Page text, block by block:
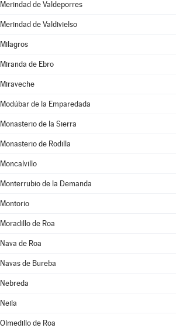
Merindad de Valdeporres
Merindad de Valdivielso
Milagros
Miranda de Ebro
Miraveche
Modúbar de la Emparedada
Monasterio de la Sierra
Monasterio de Rodilla
Moncalvillo
Monterrubio de la Demanda
Montorio
Moradillo de Roa
Nava de Roa
Navas de Bureba
Nebreda
Neila
Olmedillo de Roa